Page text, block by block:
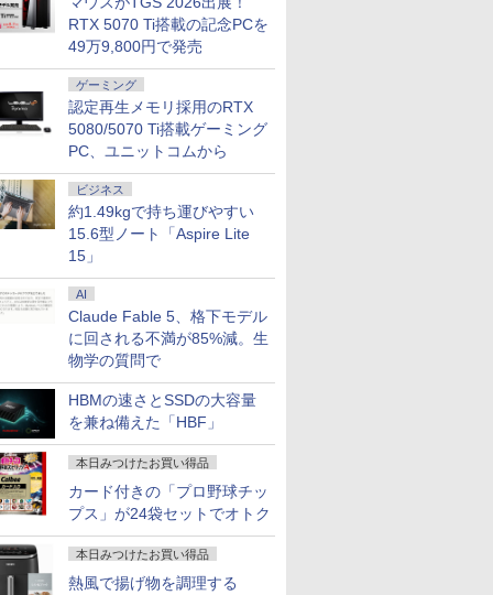
RTX 5070 Ti搭載の記念PCを
49万9,800円で発売
ゲーミング
認定再生メモリ採用のRTX
5080/5070 Ti搭載ゲーミング
PC、ユニットコムから
ビジネス
約1.49kgで持ち運びやすい
15.6型ノート「Aspire Lite
15」
AI
Claude Fable 5、格下モデル
に回される不満が85%減。生
物学の質問で
HBMの速さとSSDの大容量
を兼ね備えた「HBF」
本日みつけたお買い得品
カード付きの「プロ野球チッ
プス」が24袋セットでオトク
本日みつけたお買い得品
熱風で揚げ物を調理する